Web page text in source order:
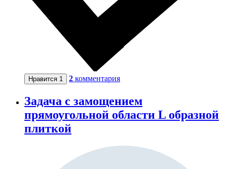
Нравится 1 2 комментария
Задача с замощением
прямоугольной области L образной
плиткой